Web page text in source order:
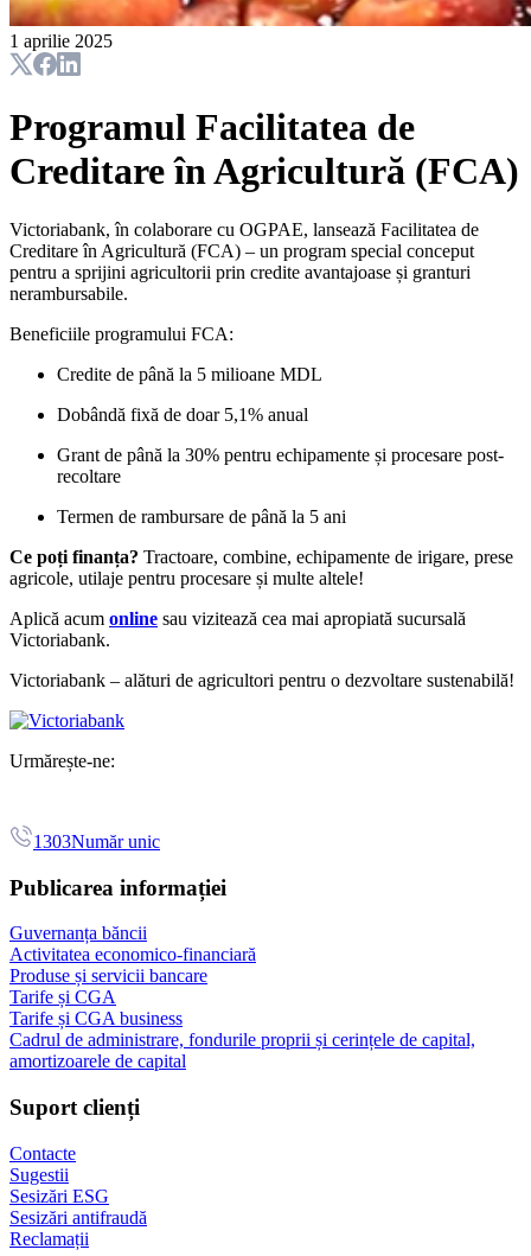
1 aprilie 2025
Programul Facilitatea de
Creditare în Agricultură (FCA)
Victoriabank, în colaborare cu OGPAE, lansează Facilitatea de
Creditare în Agricultură (FCA) – un program special conceput
pentru a sprijini agricultorii prin credite avantajoase și granturi
nerambursabile.
Beneficiile programului FCA:
Credite de până la 5 milioane MDL
Dobândă fixă de doar 5,1% anual
Grant de până la 30% pentru echipamente și procesare post-
recoltare
Termen de rambursare de până la 5 ani
Ce poți finanța? Tractoare, combine, echipamente de irigare, prese
agricole, utilaje pentru procesare și multe altele!
Aplică acum online sau vizitează cea mai apropiată sucursală
Victoriabank.
Victoriabank – alături de agricultori pentru o dezvoltare sustenabilă!
Urmărește-ne:
1303Număr unic
Publicarea informației
Guvernanța băncii
Activitatea economico-financiară
Produse și servicii bancare
Tarife și CGA
Tarife și CGA business
Cadrul de administrare, fondurile proprii și cerințele de capital,
amortizoarele de capital
Suport clienți
Contacte
Sugestii
Sesizări ESG
Sesizări antifraudă
Reclamații